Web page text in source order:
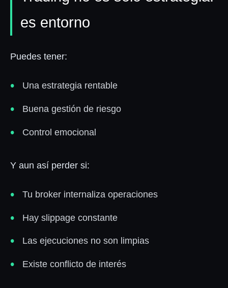
es entorno
Puedes tener:
Una estrategia rentable
Buena gestión de riesgo
Control emocional
Y aun así perder si:
Tu broker internaliza operaciones
Hay slippage constante
Las ejecuciones no son limpias
Existe conflicto de interés